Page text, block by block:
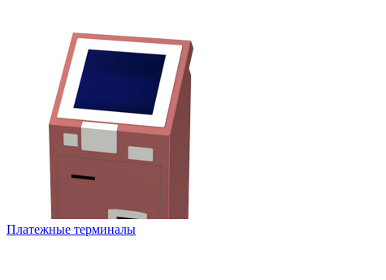
Платежные терминалы